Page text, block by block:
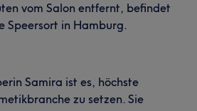
vom Salon entfernt, befindet
Speersort in Hamburg.
Samira ist es, höchste
zu setzen. Sie